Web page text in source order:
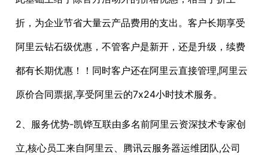
折，为企业节省大量云产品费用的支出。客户长期享受
阿里云钻石级优惠，不管客户是新开，还是升级，续费
都有长期优惠！！同时客户还在阿里云直接管理,阿里云
原价合同票据,享受阿里云的7x24小时技术服务。
2、服务优势-凯铧互联由多名前阿里云资深技术专家创
立,核心员工来自阿里云、腾讯云服务器运维团队,公司